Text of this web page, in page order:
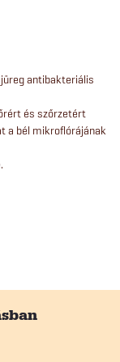
antibakteriális
és szőrzetért
a bél mikroflórájának